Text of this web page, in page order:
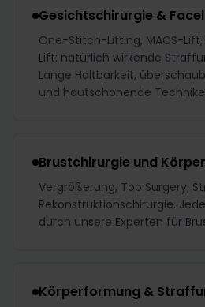
Gesichtschirurgie &
One-Stitch-Lifting, MACS-
Lift: natürlich wirkende
Lange Haltbarkeit,
und hautschonende
Brustchirurgie und
Vergrößerung, Top Surgery,
Rekonstruktionschirurgie.
durch unsere Experten für
Körperformung &